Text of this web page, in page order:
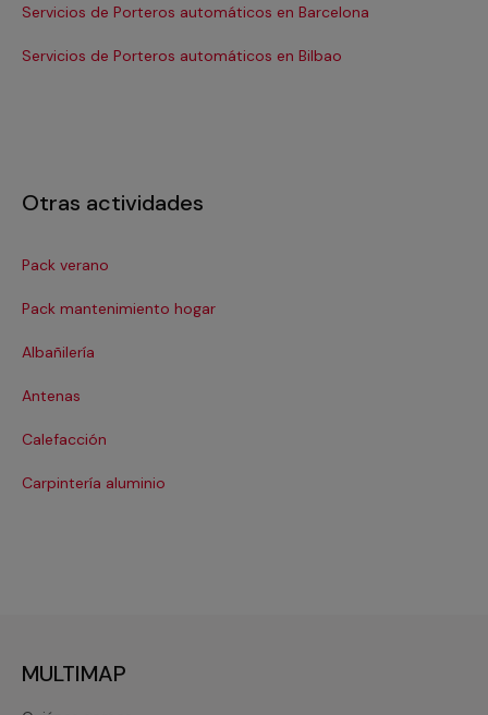
Servicios de Porteros automáticos en Barcelona
Servicios de Porteros automáticos en Bilbao
Otras actividades
Pack verano
Pack mantenimiento hogar
Albañilería
Antenas
Calefacción
Carpintería aluminio
MULTIMAP